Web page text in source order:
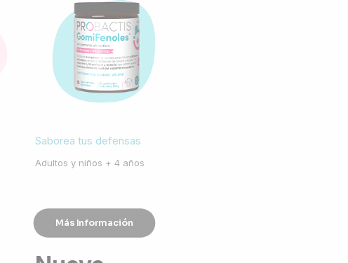
Saborea tus defensas
Adultos y niños + 4 años
Más Información